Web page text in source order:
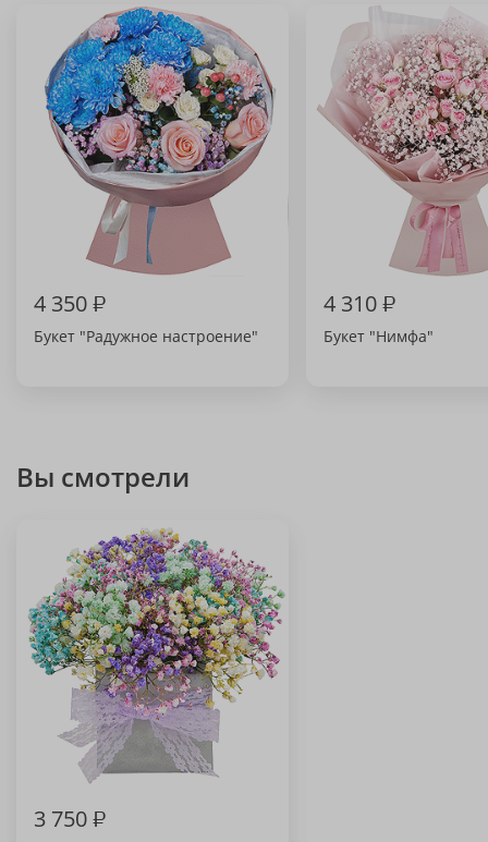
4 350₽
Букет "Радужное настроение"
4 310₽
Букет "Нимфа"
Вы смотрели
3 750₽